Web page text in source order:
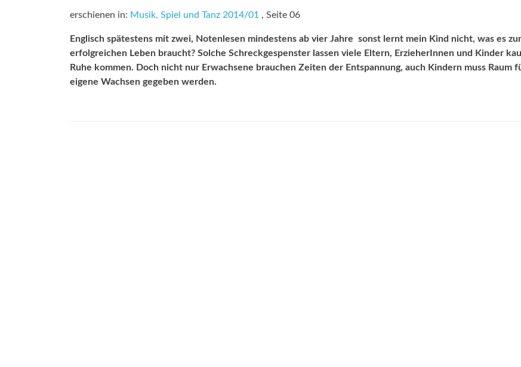
erschienen in: Musik, Spiel und Tanz 2014/01 , Seite 06
Englisch spätestens mit zwei, Notenlesen mindestens ab vier Jahre  sonst lernt mein Kind nicht, was es
erfolgreichen Leben braucht? Solche Schreckgespenster lassen viele Eltern, ErzieherInnen und Kinder
Ruhe kommen. Doch nicht nur Erwachsene brauchen Zeiten der Entspannung, auch Kindern muss Raum
eigene Wachsen gegeben werden.